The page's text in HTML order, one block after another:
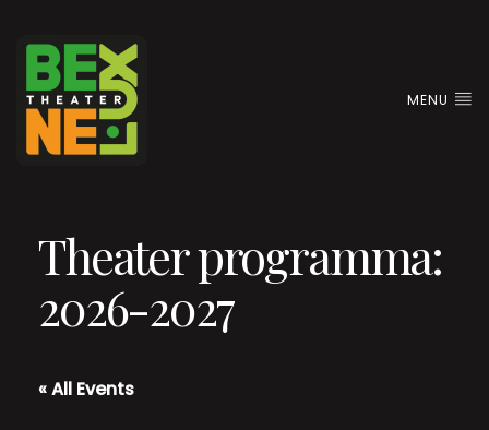
MENU
Theater programma:
2026-2027
« All Events